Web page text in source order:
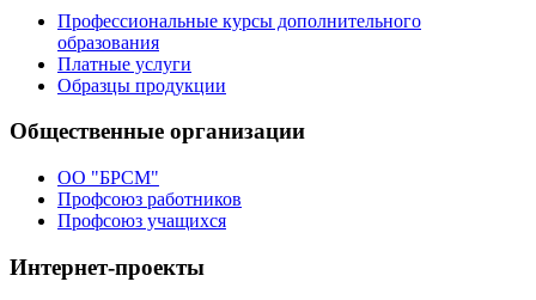
Профессиональные курсы дополнительного
образования
Платные услуги
Образцы продукции
Общественные организации
ОО "БРСМ"
Профсоюз работников
Профсоюз учащихся
Интернет-проекты